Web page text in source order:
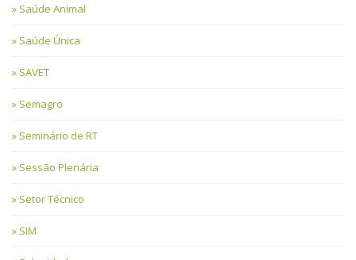
Saúde Animal
Saúde Única
SAVET
Semagro
Seminário de RT
Sessão Plenária
Setor Técnico
SIM